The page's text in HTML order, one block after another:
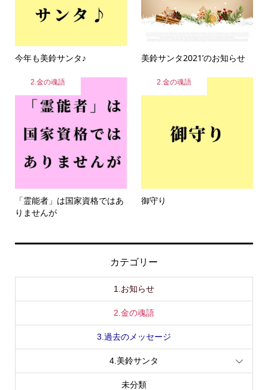
今年も美鈴サンタ♪ 美鈴サンタ2021’のお知らせ
2.金の魂語
「霊能者」は国家資格ではあ
りませんが
2.金の魂語
御守り
カテゴリー
1.お知らせ
2.金の魂語
3.過去のメッセージ
4.美鈴サンタ
未分類